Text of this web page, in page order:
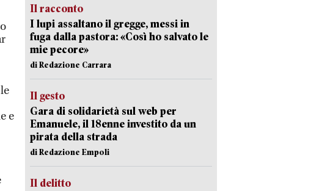
e
Il racconto
I lupi assaltano il gregge, messi in
fuga dalla pastora: «Così ho salvato le
mie pecore»
di Redazione Carrara
Il gesto
Gara di solidarietà sul web per
Emanuele, il 18enne investito da un
pirata della strada
di Redazione Empoli
Il delitto